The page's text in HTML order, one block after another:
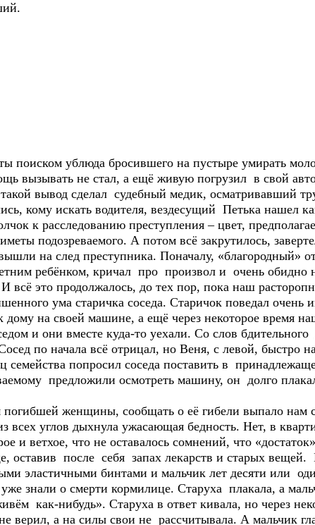
поиском ублюда бросившего на пустыре умирать
вызывать не стал, а ещё живую погрузил в свой
вывод сделал судебный медик, осматривавший
кому искать водителя, вездесущий Петька нашел
к расследованию преступления – цвет,
подозреваемого. А потом всё закрутилось,
на след преступника. Поначалу, «благородный»
ребёнком, кричал про произвол и очень обидно
это продолжалось, до тех пор, пока наш
ума старичка соседа. Старичок поведал очень
дому на своей машине, а ещё через некоторое время
и они вместе куда-то уехали. Со слов
по начала всё отрицал, но Веня, с левой, быстро
семейства попросил соседа поставить в
предложили осмотреть машину, он долго
погибшей женщины, сообщать о её гибели выпало
всех углов дыхнула ужасающая бедность. Нет, в
и ветхое, что не оставалось сомнений, что
оставив после себя запах лекарств и старых
эластичными бинтами и мальчик лет десяти или
знали о смерти кормилице. Старуха плакала, а
как-нибудь». Старуха в ответ кивала, но через
верил, а на силы свои не рассчитывала. А мальчик